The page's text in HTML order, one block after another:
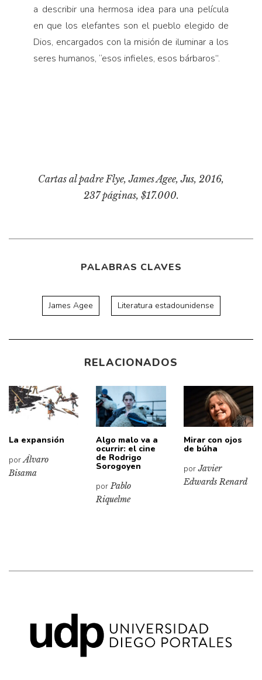
a describir una hermosa idea para una película
en que los elefantes son el pueblo elegido de
Dios, encargados con la misión de iluminar a los
seres humanos, “esos infieles, esos bárbaros”.
Cartas al padre Flye, James Agee, Jus, 2016,
237 páginas, $17.000.
PALABRAS CLAVES
James Agee Literatura estadounidense
RELACIONADOS
La expansión
porÁlvaro
Bisama
Algo malo va a
ocurrir: el cine
de Rodrigo
Sorogoyen
porPablo
Riquelme
Mirar con ojos
de búha
porJavier
Edwards Renard